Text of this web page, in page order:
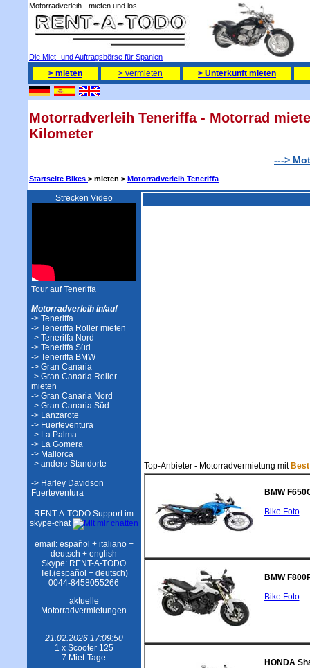
Motorradverleih - mieten und los ...
Die Miet- und Auftragsbörse für Spanien
> mieten > vermieten > Unterkunft mieten
Motorradverleih Teneriffa - Motorrad
Kilometer
--->
Startseite Bikes > mieten > Motorradverleih Teneriffa
Strecken Video
Tour auf Teneriffa
Motorradverleih in/auf
-> Teneriffa
-> Teneriffa Roller mieten
-> Teneriffa Nord
-> Teneriffa Süd
-> Teneriffa BMW
-> Gran Canaria
-> Gran Canaria Roller
mieten
-> Gran Canaria Nord
-> Gran Canaria Süd
-> Lanzarote
-> Fuerteventura
-> La Palma
-> La Gomera
-> Mallorca
-> andere Standorte
-> Harley Davidson
Fuerteventura
RENT-A-TODO Support im
skype-chat
email: español + italiano +
deutsch + english
Skype: RENT-A-TODO
Tel.(español + deutsch)
0044-8458055266
aktuelle
Motorradvermietungen
21.02.2026 17:09:50
1 x Scooter 125
7 Miet-Tage
Top-Anbieter - Motorradvermietung mit
BMW
Bike Foto
BMW
Bike Foto
HONDA